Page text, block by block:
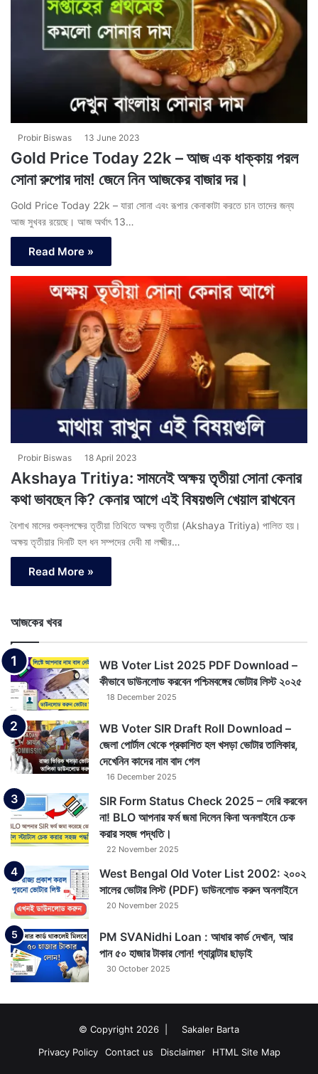
Probir Biswas 13 June 2023
Gold Price Today 22k – আজ এক ধাক্কায় পরল
সোনা রুপোর দাম! জেনে নিন আজকের বাজার দর।
Gold Price Today 22k – যারা সোনা এবং রূপার কেনাকাটা করতে চান তাদের জন্য
আজ সুখবর রয়েছে। আজ অর্থাৎ 13…
Read More »
Probir Biswas 18 April 2023
Akshaya Tritiya: সামনেই অক্ষয় তৃতীয়া সোনা কেনার
কথা ভাবছেন কি? কেনার আগে এই বিষয়গুলি খেয়াল রাখবেন
বৈশাখ মাসের শুক্লপক্ষের তৃতীয়া তিথিতে অক্ষয় তৃতীয়া (Akshaya Tritiya) পালিত হয়।
অক্ষয় তৃতীয়ার দিনটি হল ধন সম্পদের দেবী মা লক্ষ্মীর…
Read More »
আজকের খবর
WB Voter List 2025 PDF Download –
কীভাবে ডাউনলোড করবেন পশ্চিমবঙ্গের ভোটার লিস্ট ২০২৫
18 December 2025
WB Voter SIR Draft Roll Download –
জেলা পোর্টাল থেকে প্রকাশিত হল খসড়া ভোটার তালিকার,
দেখেনিন কাদের নাম বাদ গেল
16 December 2025
SIR Form Status Check 2025 – দেরি করবেন
না! BLO আপনার ফর্ম জমা দিলেন কিনা অনলাইনে চেক
করার সহজ পদ্ধতি।
22 November 2025
West Bengal Old Voter List 2002: ২০০২
সালের ভোটার লিস্ট (PDF) ডাউনলোড করুন অনলাইনে
20 November 2025
PM SVANidhi Loan : আধার কার্ড দেখান, আর
পান ৫০ হাজার টাকার লোন! গ্যারান্টার ছাড়াই
30 October 2025
© Copyright 2026 |
Sakaler Barta
Privacy Policy
Contact us Disclaimer HTML Site Map